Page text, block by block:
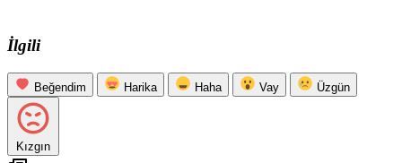
İlgili
Beğendim Harika Haha Vay Üzgün
Kızgın